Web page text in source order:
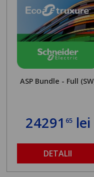
ASP Bundle - Full
24291 65lei
DETALII